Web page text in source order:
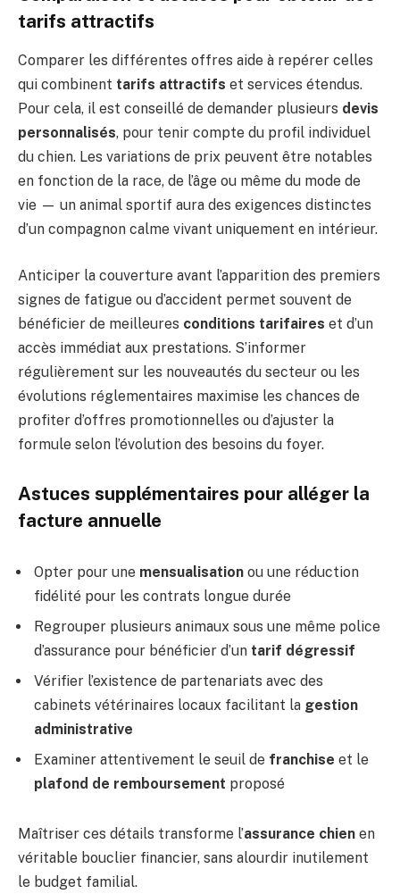
tarifs attractifs
Comparer les différentes offres aide à repérer celles
qui combinent tarifs attractifs et services étendus.
Pour cela, il est conseillé de demander plusieurs devis
personnalisés, pour tenir compte du profil individuel
du chien. Les variations de prix peuvent être notables
en fonction de la race, de l’âge ou même du mode de
vie — un animal sportif aura des exigences distinctes
d’un compagnon calme vivant uniquement en intérieur.
Anticiper la couverture avant l’apparition des premiers
signes de fatigue ou d’accident permet souvent de
bénéficier de meilleures conditions tarifaires et d’un
accès immédiat aux prestations. S’informer
régulièrement sur les nouveautés du secteur ou les
évolutions réglementaires maximise les chances de
profiter d’offres promotionnelles ou d’ajuster la
formule selon l’évolution des besoins du foyer.
Astuces supplémentaires pour alléger la
facture annuelle
Opter pour une mensualisation ou une réduction
fidélité pour les contrats longue durée
Regrouper plusieurs animaux sous une même police
d’assurance pour bénéficier d’un tarif dégressif
Vérifier l’existence de partenariats avec des
cabinets vétérinaires locaux facilitant la gestion
administrative
Examiner attentivement le seuil de franchise et le
plafond de remboursement proposé
Maîtriser ces détails transforme l’assurance chien en
véritable bouclier financier, sans alourdir inutilement
le budget familial.